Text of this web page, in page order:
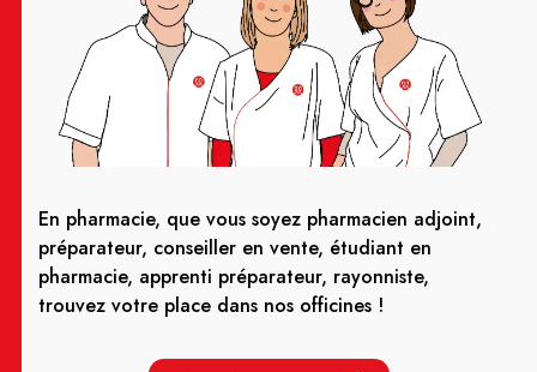
En pharmacie, que vous soyez pharmacien adjoint,
préparateur, conseiller en vente, étudiant en
pharmacie, apprenti préparateur, rayonniste,
trouvez votre place dans nos officines !